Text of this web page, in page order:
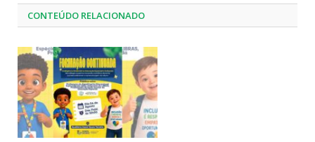
CONTEÚDO RELACIONADO